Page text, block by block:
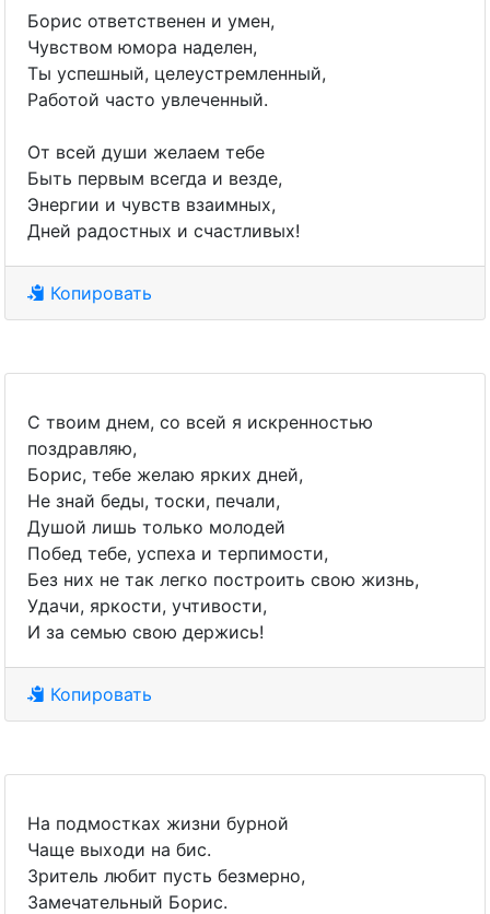
Борис ответственен и умен,
Чувством юмора наделен,
Ты успешный, целеустремленный,
Работой часто увлеченный.
От всей души желаем тебе
Быть первым всегда и везде,
Энергии и чувств взаимных,
Дней радостных и счастливых!
Копировать
С твоим днем, со всей я искренностью
поздравляю,
Борис, тебе желаю ярких дней,
Не знай беды, тоски, печали,
Душой лишь только молодей
Побед тебе, успеха и терпимости,
Без них не так легко построить свою жизнь,
Удачи, яркости, учтивости,
И за семью свою держись!
Копировать
На подмостках жизни бурной
Чаще выходи на бис.
Зритель любит пусть безмерно,
Замечательный Борис.